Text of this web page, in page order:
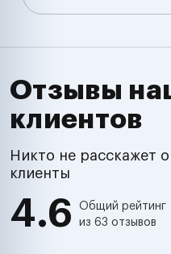
Отзывы
клиентов
Никто не расскажет
клиенты
4.6
Общий рейтинг
из 63 отзывов